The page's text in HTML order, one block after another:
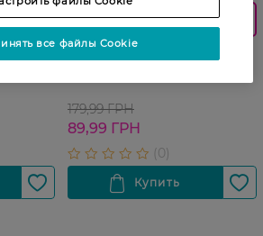
Big
0_Спец.ціна
179,99 ГРН
89,99 ГРН
все файлы Cookie